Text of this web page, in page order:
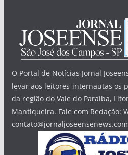
O Portal de Notícias Jornal
levar aos leitores-internautas os
da região do Vale do Paraíba,
Mantiqueira. Fale com Redação: